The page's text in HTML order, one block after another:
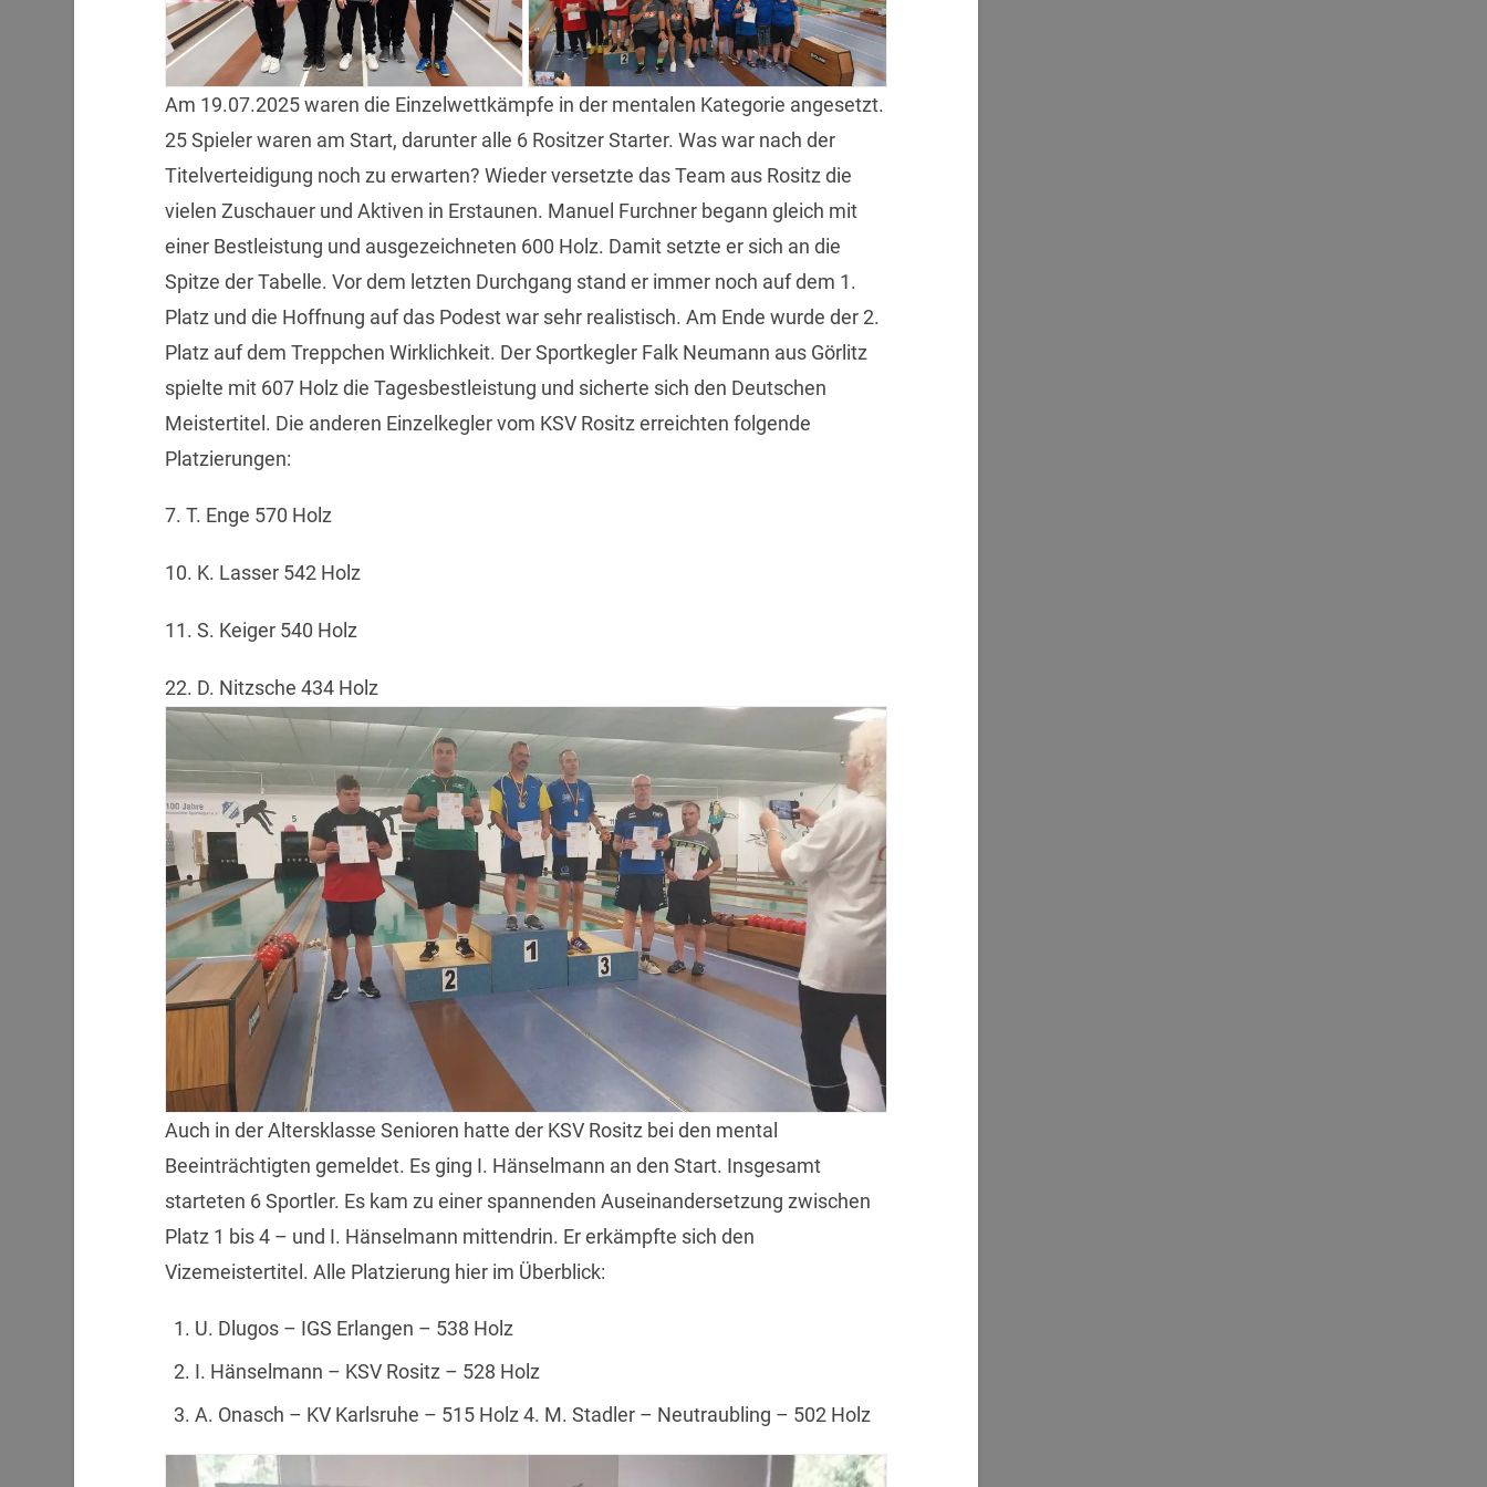
Am 19.07.2025 waren die Einzelwettkämpfe in der mentalen Kategorie angesetzt.
25 Spieler waren am Start, darunter alle 6 Rositzer Starter. Was war nach der
Titelverteidigung noch zu erwarten? Wieder versetzte das Team aus Rositz die
vielen Zuschauer und Aktiven in Erstaunen. Manuel Furchner begann gleich mit
einer Bestleistung und ausgezeichneten 600 Holz. Damit setzte er sich an die
Spitze der Tabelle. Vor dem letzten Durchgang stand er immer noch auf dem 1.
Platz und die Hoffnung auf das Podest war sehr realistisch. Am Ende wurde der 2.
Platz auf dem Treppchen Wirklichkeit. Der Sportkegler Falk Neumann aus Görlitz
spielte mit 607 Holz die Tagesbestleistung und sicherte sich den Deutschen
Meistertitel. Die anderen Einzelkegler vom KSV Rositz erreichten folgende
Platzierungen:
7. T. Enge 570 Holz
10. K. Lasser 542 Holz
11. S. Keiger 540 Holz
22. D. Nitzsche 434 Holz
Auch in der Altersklasse Senioren hatte der KSV Rositz bei den mental
Beeinträchtigten gemeldet. Es ging I. Hänselmann an den Start. Insgesamt
starteten 6 Sportler. Es kam zu einer spannenden Auseinandersetzung zwischen
Platz 1 bis 4 – und I. Hänselmann mittendrin. Er erkämpfte sich den
Vizemeistertitel. Alle Platzierung hier im Überblick:
U. Dlugos – IGS Erlangen – 538 Holz
I. Hänselmann – KSV Rositz – 528 Holz
A. Onasch – KV Karlsruhe – 515 Holz 4. M. Stadler – Neutraubling – 502 Holz